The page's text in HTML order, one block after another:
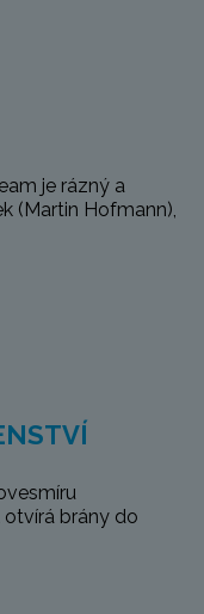
je rázný a
(Martin Hofmann),
brány do